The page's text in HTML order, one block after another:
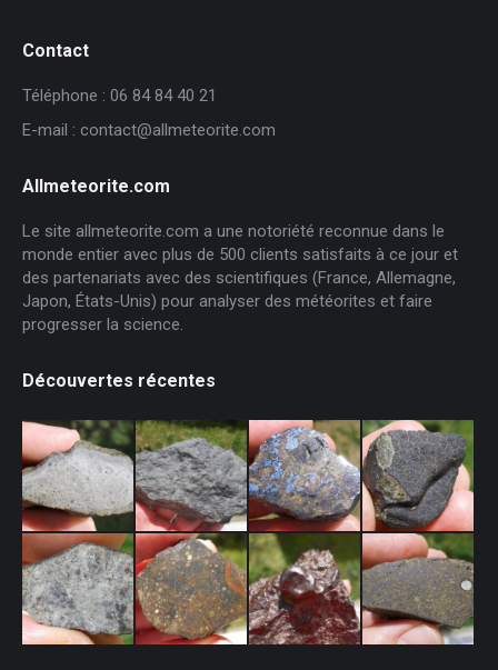
Contact
Téléphone : 06 84 84 40 21
E-mail : contact@allmeteorite.com
Allmeteorite.com
Le site allmeteorite.com a une notoriété reconnue dans le
monde entier avec plus de 500 clients satisfaits à ce jour et
des partenariats avec des scientifiques (France, Allemagne,
Japon, États-Unis) pour analyser des météorites et faire
progresser la science.
Découvertes récentes